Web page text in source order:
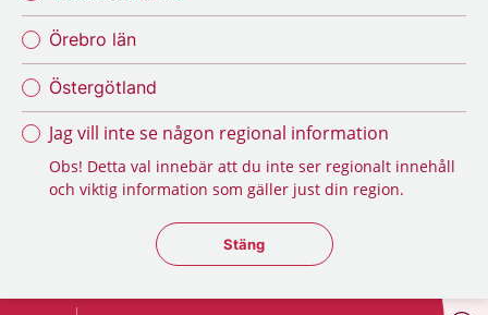
Örebro län
Östergötland
Jag vill inte se någon regional information
Obs! Detta val innebär att du inte ser regionalt innehåll
och viktig information som gäller just din region.
Stäng regionsväljaren
Stäng